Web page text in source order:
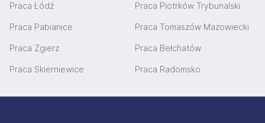
Praca Łódź Praca Piotrków Trybunalski
Praca Pabianice Praca Tomaszów Mazowiecki
Praca Zgierz Praca Bełchatów
Praca Skierniewice Praca Radomsko